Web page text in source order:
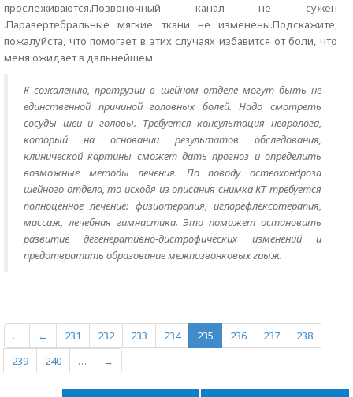
прослеживаются.Позвоночный канал не сужен
.Паравертебральные мягкие ткани не изменены.Подскажите,
пожалуйста, что помогает в этих случаях избавится от боли, что
меня ожидает в дальнейшем.
К сожалению, протрузии в шейном отделе могут быть не
единственной причиной головных болей. Надо смотреть
сосуды шеи и головы. Требуется консультация невролога,
который на основании результатов обследования,
клинической картины сможет дать прогноз и определить
возможные методы лечения. По поводу остеохондроза
шейного отдела, то исходя из описания снимка КТ требуется
полноценное лечение: физиотерапия, иглорефлексотерапия,
массаж, лечебная гимнастика. Это поможет остановить
развитие дегенеративно-дистрофических изменений и
предотвратить образование межпозвонковых грыж.
… ← 231 232 233 234 235 236 237
238
239
240 … →